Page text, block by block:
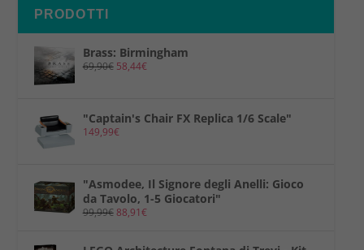
PRODOTTI
Brass: Birmingham
69,90€ 58,44€
"Captain's Chair FX Replica 1/6 Scale"
149,99€
"Asmodee, Il Signore degli Anelli: Gioco
da Tavolo, 1-5 Giocatori"
99,99€88,91€